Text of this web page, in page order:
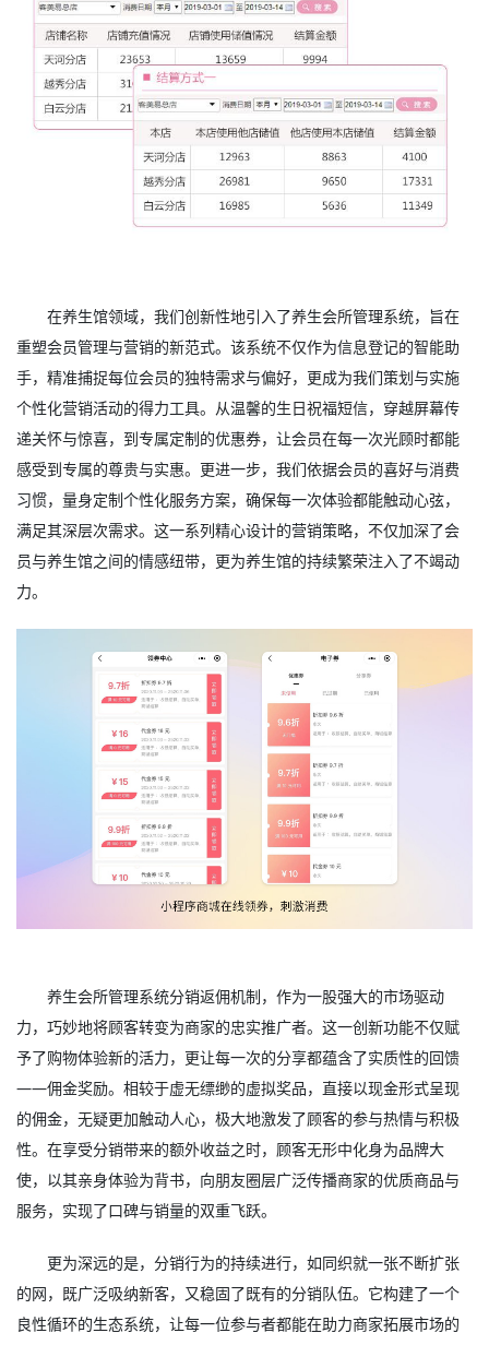
在养生馆领域，我们创新性地引入了养生会所管理系统，旨在
重塑会员管理与营销的新范式。该系统不仅作为信息登记的智能助
手，精准捕捉每位会员的独特需求与偏好，更成为我们策划与实施
个性化营销活动的得力工具。从温馨的生日祝福短信，穿越屏幕传
递关怀与惊喜，到专属定制的优惠券，让会员在每一次光顾时都能
感受到专属的尊贵与实惠。更进一步，我们依据会员的喜好与消费
习惯，量身定制个性化服务方案，确保每一次体验都能触动心弦，
满足其深层次需求。这一系列精心设计的营销策略，不仅加深了会
员与养生馆之间的情感纽带，更为养生馆的持续繁荣注入了不竭动
力。
养生会所管理系统分销返佣机制，作为一股强大的市场驱动
力，巧妙地将顾客转变为商家的忠实推广者。这一创新功能不仅赋
予了购物体验新的活力，更让每一次的分享都蕴含了实质性的回馈
——佣金奖励。相较于虚无缥缈的虚拟奖品，直接以现金形式呈现
的佣金，无疑更加触动人心，极大地激发了顾客的参与热情与积极
性。在享受分销带来的额外收益之时，顾客无形中化身为品牌大
使，以其亲身体验为背书，向朋友圈层广泛传播商家的优质商品与
服务，实现了口碑与销量的双重飞跃。
更为深远的是，分销行为的持续进行，如同织就一张不断扩张
的网，既广泛吸纳新客，又稳固了既有的分销队伍。它构建了一个
良性循环的生态系统，让每一位参与者都能在助力商家拓展市场的